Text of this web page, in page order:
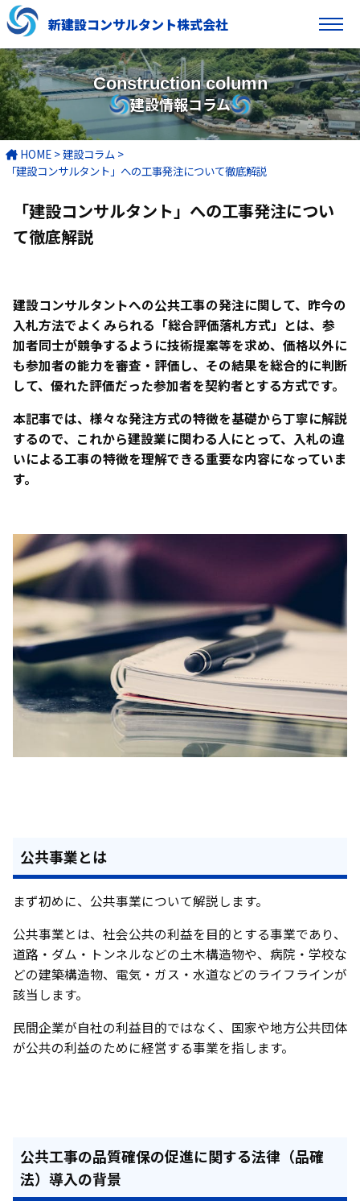
新建設コンサルタント株式会社
Construction column
建設情報コラム
HOME >建設コラム >
「建設コンサルタント」への工事発注について徹底解説
「建設コンサルタント」への工事発注につい
て徹底解説
建設コンサルタントへの公共工事の発注に関して、昨今の
入札方法でよくみられる「総合評価落札方式」とは、参
加者同士が競争するように技術提案等を求め、価格以外に
も参加者の能力を審査・評価し、その結果を総合的に判断
して、優れた評価だった参加者を契約者とする方式です。
本記事では、様々な発注方式の特徴を基礎から丁寧に解説
するので、これから建設業に関わる人にとって、入札の違
いによる工事の特徴を理解できる重要な内容になっていま
す。
公共事業とは
まず初めに、公共事業について解説します。
公共事業とは、社会公共の利益を目的とする事業であり、
道路・ダム・トンネルなどの土木構造物や、病院・学校な
どの建築構造物、電気・ガス・水道などのライフラインが
該当します。
民間企業が自社の利益目的ではなく、国家や地方公共団体
が公共の利益のために経営する事業を指します。
公共工事の品質確保の促進に関する法律（品確
法）導入の背景